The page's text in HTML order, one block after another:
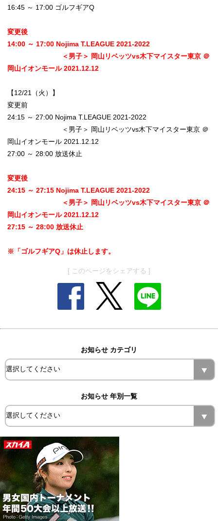
16:45 ～ 17:00 ゴルフギアQ
変更後
14:00 ～ 17:00 Nojima T.LEAGUE 2021-2022
＜男子＞ 岡山リベッツvs木下マイスター東京 ＠
岡山イオンモール 2021.12.12​
【12/21（火）】
変更前
24:15 ～ 27:00 Nojima T.LEAGUE 2021-2022
＜男子＞ 岡山リベッツvs木下マイスター東京 ＠
岡山イオンモール 2021.12.12
27:00 ～ 28:00 放送休止
変更後
24:15 ～ 27:15 Nojima T.LEAGUE 2021-2022
＜男子＞ 岡山リベッツvs木下マイスター東京 ＠
岡山イオンモール 2021.12.12
27:15 ～ 28:00 放送休止
※「ゴルフギアQ」は休止します。
[ このページをシェアする ]
お知らせ カテゴリ
お知らせ 年別一覧